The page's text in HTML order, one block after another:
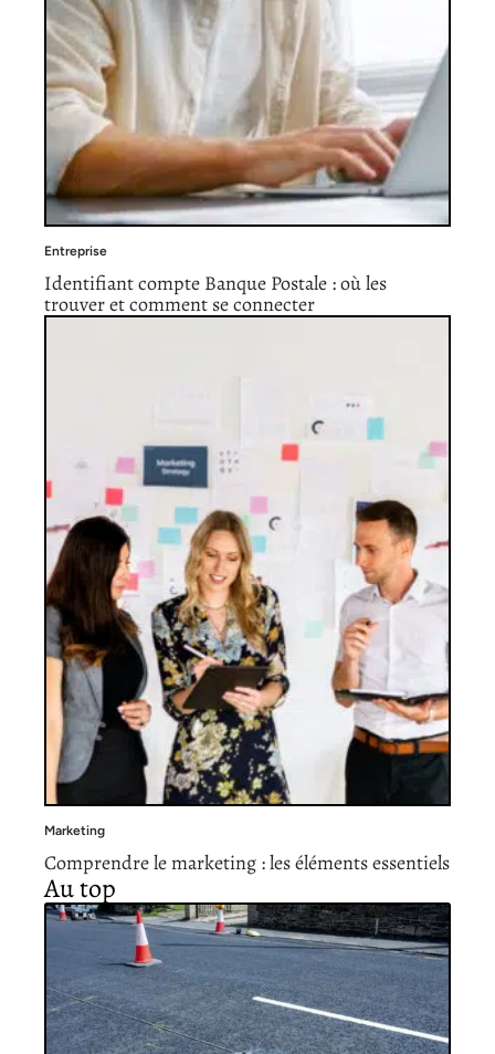
Entreprise
Identifiant compte Banque Postale : où les
trouver et comment se connecter
Marketing
Comprendre le marketing : les éléments essentiels
Au top